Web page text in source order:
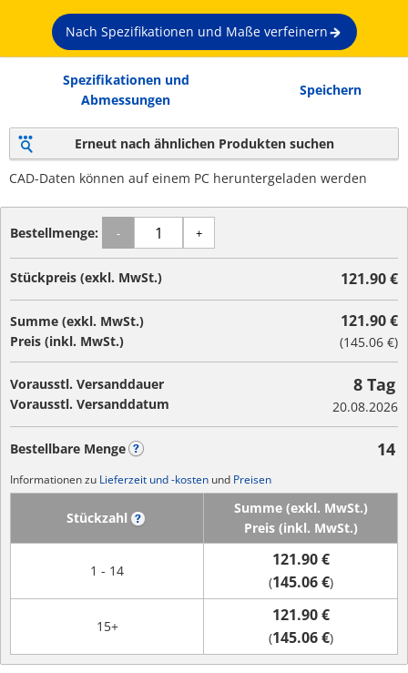
Nach Spezifikationen und Maße verfeinern
Spezifikationen und
Abmessungen
Speichern
Erneut nach ähnlichen Produkten suchen
CAD-Daten können auf einem PC heruntergeladen werden
Bestellmenge: - +
Stückpreis (exkl. MwSt.) 121.90 €
Summe (exkl. MwSt.)
Preis (inkl. MwSt.)
121.90 €
(145.06 €)
Vorausstl. Versanddauer
Vorausstl. Versanddatum
8 Tag
20.08.2026
Bestellbare Menge 14
Informationen zu Lieferzeit und -kosten und Preisen
Stückzahl
Summe (exkl. MwSt.)
Preis (inkl. MwSt.)
1 - 14
121.90 €
(145.06 €)
15+
121.90 €
(145.06 €)